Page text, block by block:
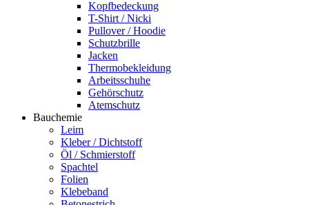
Kopfbedeckung
T-Shirt / Nicki
Pullover / Hoodie
Schutzbrille
Jacken
Thermobekleidung
Arbeitsschuhe
Gehörschutz
Atemschutz
Bauchemie
Leim
Kleber / Dichtstoff
Öl / Schmierstoff
Spachtel
Folien
Klebeband